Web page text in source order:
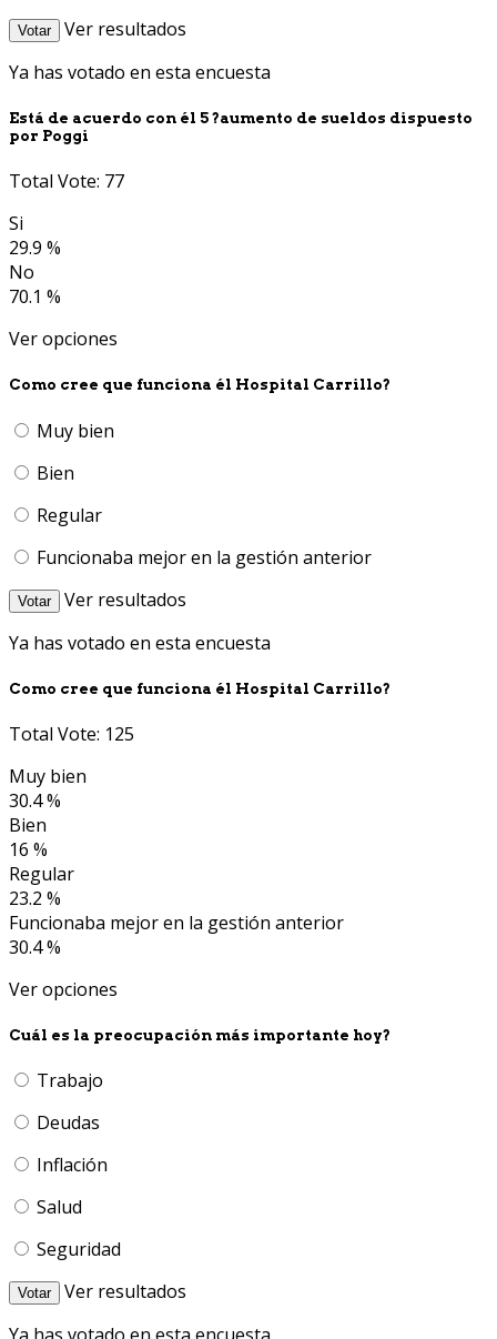
Votar
Ver resultados
Ya has votado en esta encuesta
Está de acuerdo con él 5 ?aumento de sueldos dispuesto
por Poggi
Total Vote: 77
Si
29.9 %
No
70.1 %
Ver opciones
Como cree que funciona él Hospital Carrillo?
Muy bien
Bien
Regular
Funcionaba mejor en la gestión anterior
Votar
Ver resultados
Ya has votado en esta encuesta
Como cree que funciona él Hospital Carrillo?
Total Vote: 125
Muy bien
30.4 %
Bien
16 %
Regular
23.2 %
Funcionaba mejor en la gestión anterior
30.4 %
Ver opciones
Cuál es la preocupación más importante hoy?
Trabajo
Deudas
Inflación
Salud
Seguridad
Votar
Ver resultados